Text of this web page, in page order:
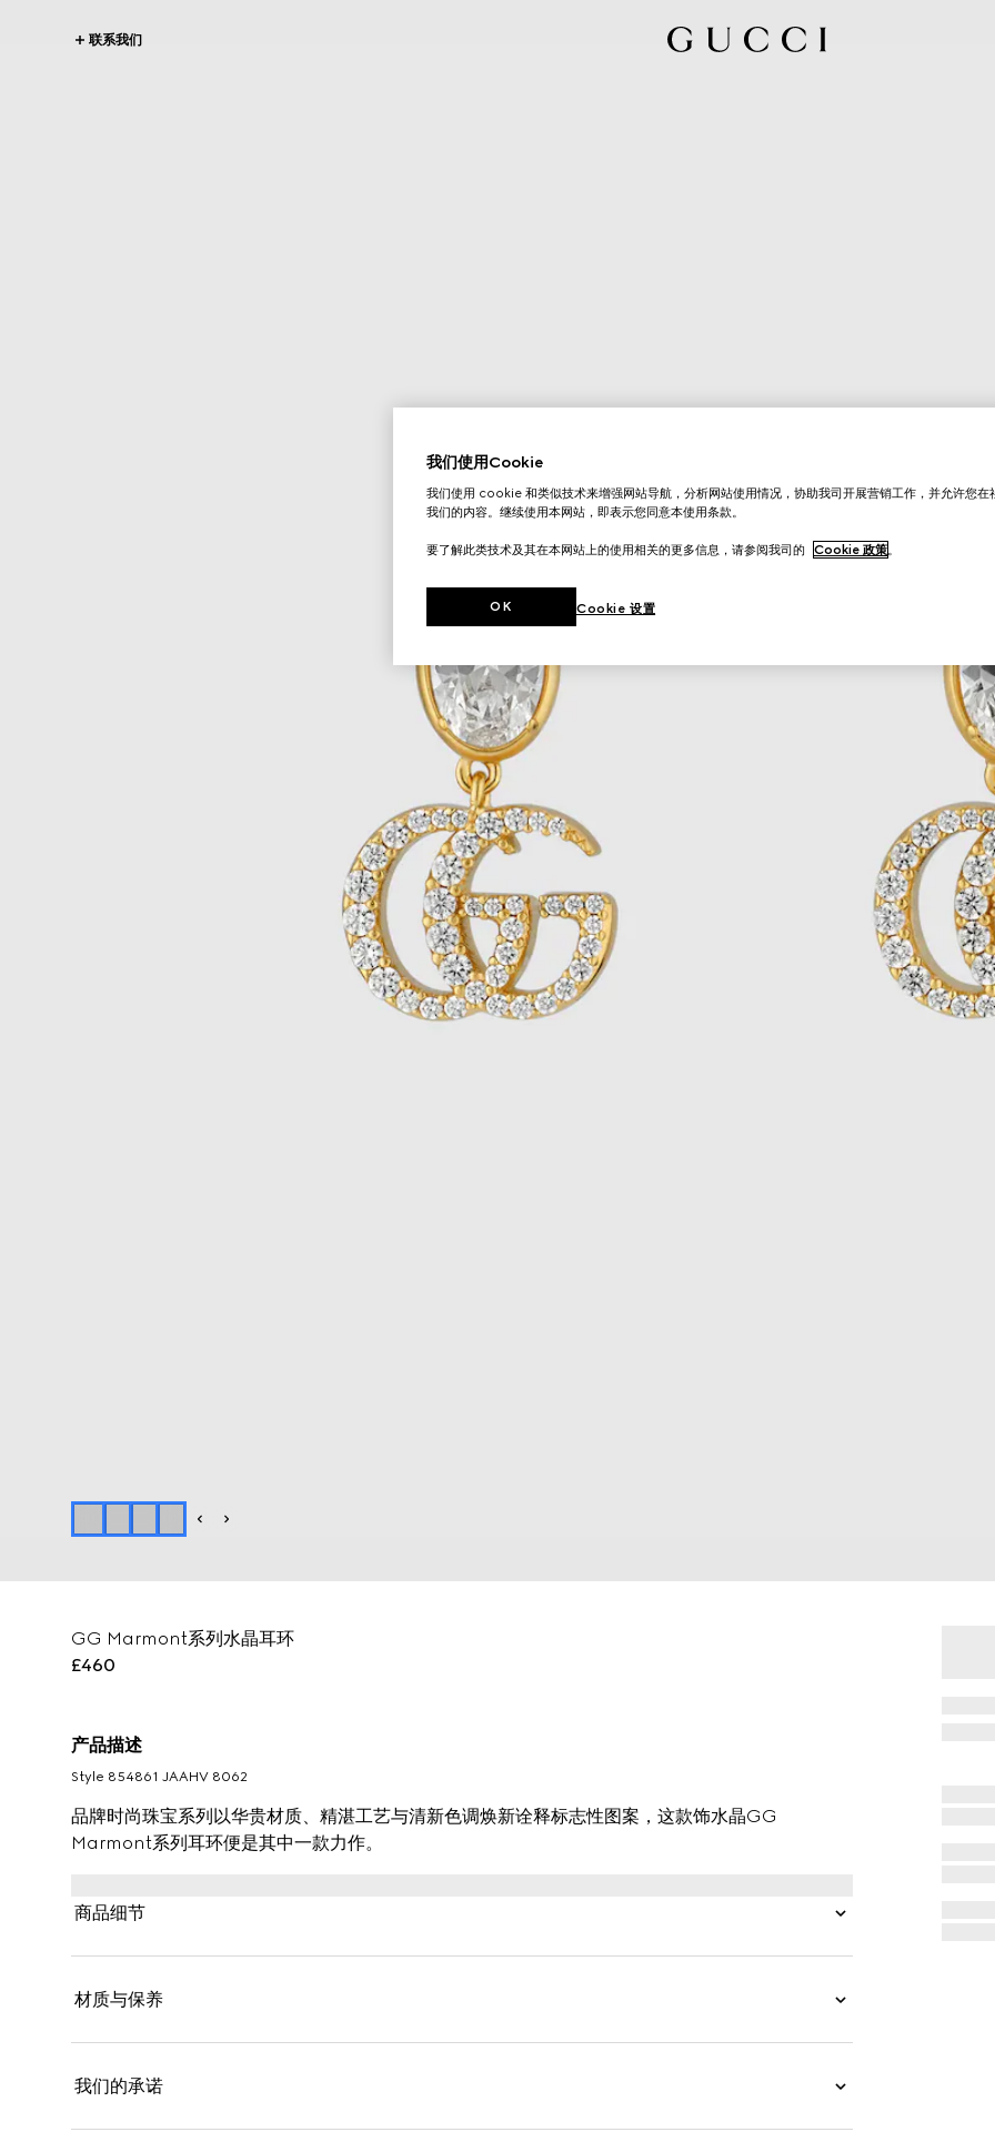
联系我们
GG Marmont系列水晶耳环
£460
产品描述
Style ‎854861 JAAHV 8062
品牌时尚珠宝系列以华贵材质、精湛工艺与清新色调焕新诠释标志性图案，这款饰水晶GG
Marmont系列耳环便是其中一款力作。
商品细节
材质与保养
我们的承诺
我们使用Cookie
我们使用 cookie 和类似技术来增强网站导航，分析网站使用情况，协助我司开展营销工作，并允许您在
我们的内容。继续使用本网站，即表示您同意本使用条款。
要了解此类技术及其在本网站上的使用相关的更多信息，请参阅我司的 Cookie 政策。
Cookie 设置
OK